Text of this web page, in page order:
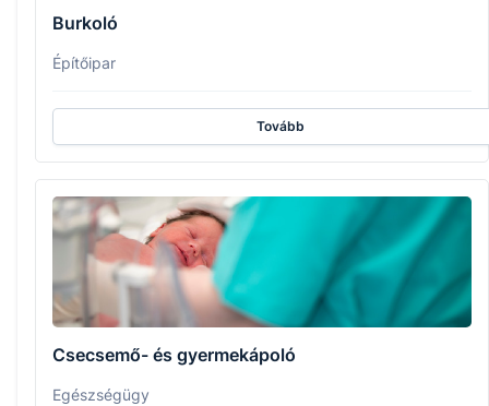
Burkoló
Építőipar
Tovább
Csecsemő- és gyermekápoló
Egészségügy